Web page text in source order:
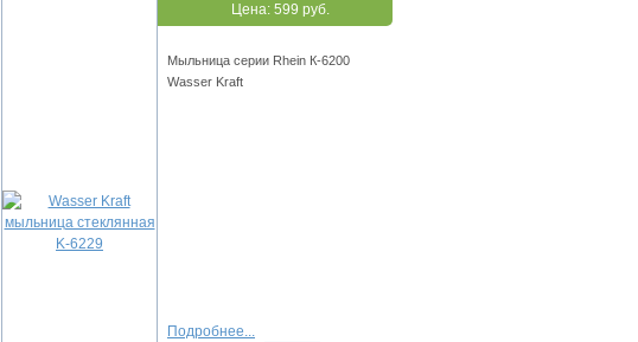
Цена: 599 руб.
Мыльница серии Rhein К-6200
Wasser Kraft
Подробнее...